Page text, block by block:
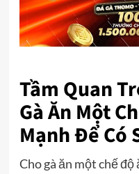
Tầm Quan
Gà Ăn Một
Mạnh Để Có
Cho gà ăn một chế